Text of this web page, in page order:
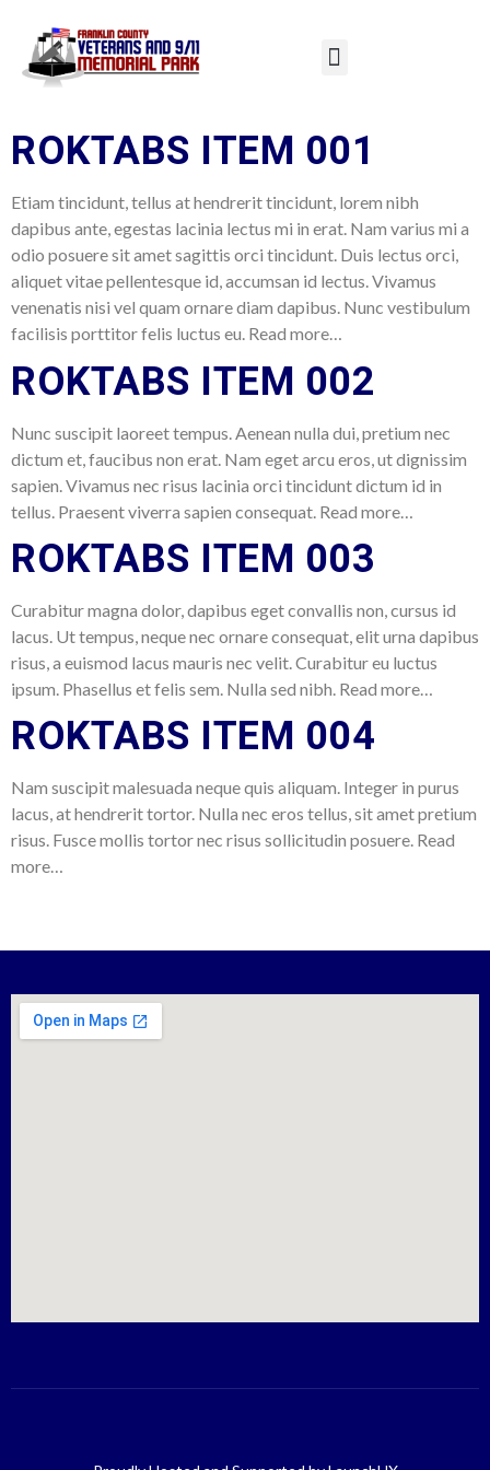
CATEGORY:
ROKTABS
ROKTABS ITEM 001
Etiam tincidunt, tellus at hendrerit tincidunt, lorem nibh
dapibus ante, egestas lacinia lectus mi in erat. Nam varius mi a
odio posuere sit amet sagittis orci tincidunt. Duis lectus orci,
aliquet vitae pellentesque id, accumsan id lectus. Vivamus
venenatis nisi vel quam ornare diam dapibus. Nunc vestibulum
facilisis porttitor felis luctus eu. Read more…
ROKTABS ITEM 002
Nunc suscipit laoreet tempus. Aenean nulla dui, pretium nec
dictum et, faucibus non erat. Nam eget arcu eros, ut dignissim
sapien. Vivamus nec risus lacinia orci tincidunt dictum id in
tellus. Praesent viverra sapien consequat. Read more…
ROKTABS ITEM 003
Curabitur magna dolor, dapibus eget convallis non, cursus id
lacus. Ut tempus, neque nec ornare consequat, elit urna dapibus
risus, a euismod lacus mauris nec velit. Curabitur eu luctus
ipsum. Phasellus et felis sem. Nulla sed nibh. Read more…
ROKTABS ITEM 004
Nam suscipit malesuada neque quis aliquam. Integer in purus
lacus, at hendrerit tortor. Nulla nec eros tellus, sit amet pretium
risus. Fusce mollis tortor nec risus sollicitudin posuere. Read
more…